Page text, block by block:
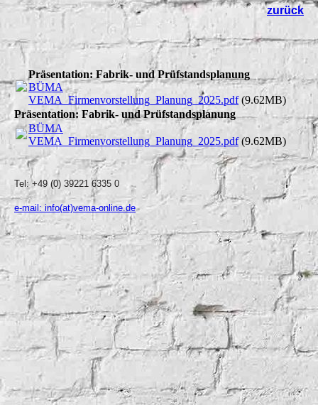
zurück
Präsentation: Fabrik- und Prüfstandsplanung
BÜMA
VEMA_Firmenvorstellung_Planung_2025.pdf(9.62MB)
Präsentation: Fabrik- und Prüfstandsplanung
BÜMA
VEMA_Firmenvorstellung_Planung_2025.pdf(9.62MB)
Tel: +49 (0) 39221 6335 0
e-mail: info(at)vema-online.de